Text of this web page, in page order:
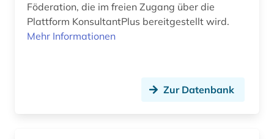
kaukasus (2)
kernkraftwerk (1)
Föderation, die im freien Zugang über die
Plattform KonsultantPlus bereitgestellt wird.
Mehr Informationen
Zur Datenbank